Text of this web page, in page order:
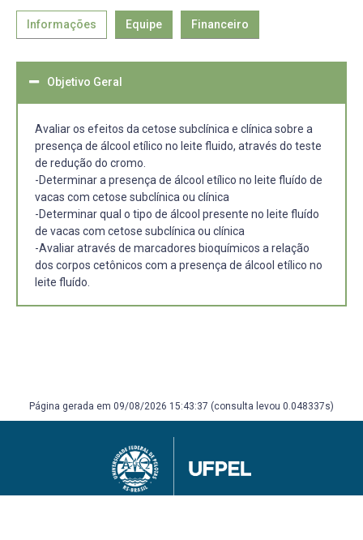
Informações Equipe Financeiro
Objetivo Geral
Avaliar os efeitos da cetose subclínica e clínica sobre a
presença de álcool etílico no leite fluido, através do teste
de redução do cromo.
-Determinar a presença de álcool etílico no leite fluído de
vacas com cetose subclínica ou clínica
-Determinar qual o tipo de álcool presente no leite fluído
de vacas com cetose subclínica ou clínica
-Avaliar através de marcadores bioquímicos a relação
dos corpos cetônicos com a presença de álcool etílico no
leite fluído.
Página gerada em 09/08/2026 15:43:37 (consulta levou 0.048337s)